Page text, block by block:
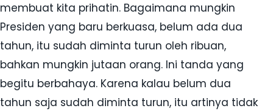
membuat kita prihatin. Bagaimana mungkin
Presiden yang baru berkuasa, belum ada dua
tahun, itu sudah diminta turun oleh ribuan,
bahkan mungkin jutaan orang. Ini tanda yang
begitu berbahaya. Karena kalau belum dua
tahun saja sudah diminta turun, itu artinya tidak